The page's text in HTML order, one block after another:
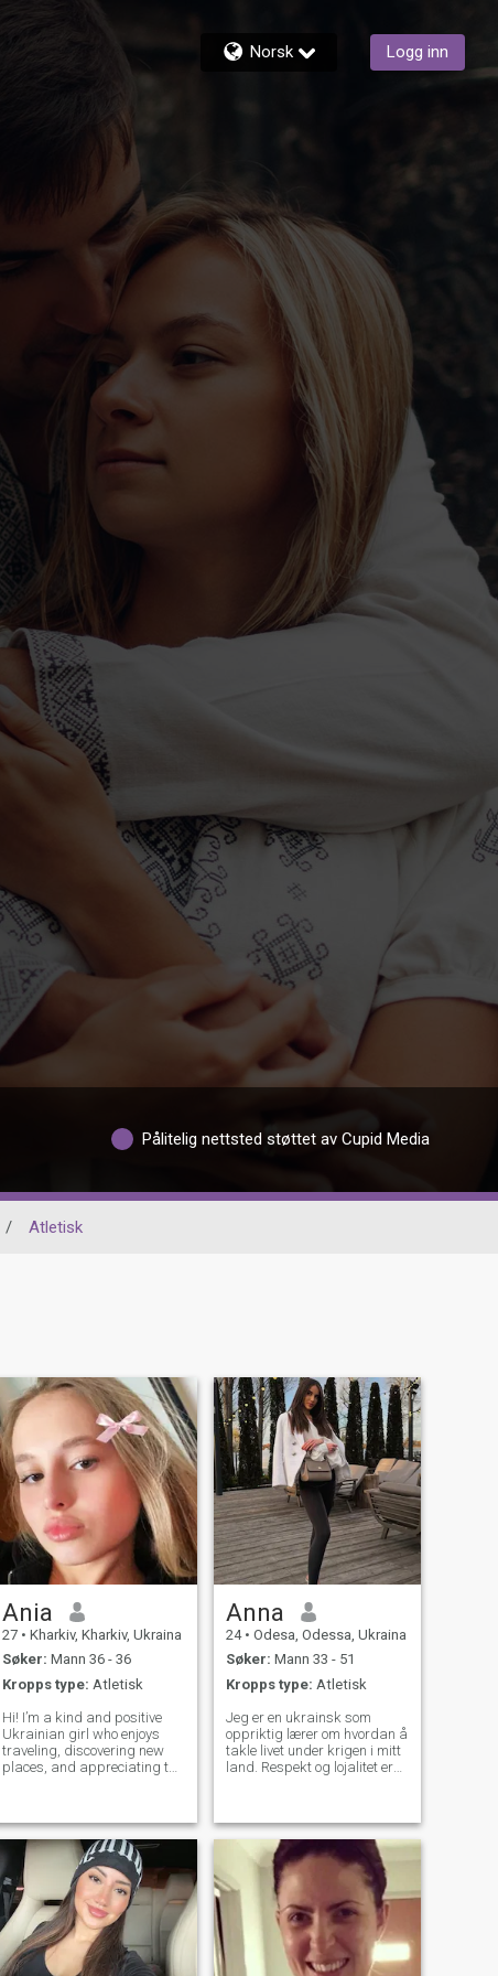
Norsk Logg inn
Pålitelig nettsted støttet av Cupid Media
/ Atletisk
Ania
27 • Kharkiv, Kharkiv, Ukraina
Søker: Mann 36 - 36
Kropps type: Atletisk
Hi! I’m a kind and positive
Ukrainian girl who enjoys
traveling, discovering new
places, and appreciating the
quiet moments with a good
book, and find serenity in
nature. I believe
Anna
24 • Odesa, Odessa, Ukraina
Søker: Mann 33 - 51
Kropps type: Atletisk
Jeg er en ukrainsk som
oppriktig lærer om hvordan å
takle livet under krigen i mitt
land. Respekt og lojalitet er
vokse med meg på denne
reisen i livet. Jeg verdsetter
vennlighet, ærlighet og
familie, og jeg tror et sterkt
ekteskap er bygget på
gjensidig respekt og felles
verdier. Jeg er spent på å
lære mer om Deen, praktisere
det oppriktig, og bygge et